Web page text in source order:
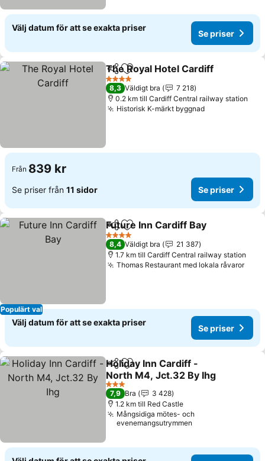
Välj datum för att se exakta priser
Se priser
Dela Lägg till i Mina Favoriter
The Royal Hotel Cardiff
4 Stjärnor
8,3 Väldigt bra
7 218
0.2 km till Cardiff Central railway station
Historisk K-märkt byggnadSe priser
Från 839 kr
Se priser från 11 sidor Se priser
Populärt val
Dela Lägg till i Mina Favoriter
Future Inn Cardiff Bay
4 Stjärnor
8,4 Väldigt bra
21 387
1.7 km till Cardiff Central railway station
Thomas Restaurant med lokala råvarorSe
Välj datum för att se exakta priser
Se priser
Dela Lägg till i Mina Favoriter
Holiday Inn Cardiff -
North M4, Jct.32 By Ihg
Se priser
3 Stjärnor
7,9 Bra
3 428
1.2 km till Red Castle
Mångsidiga mötes- och
evenemangsutrymmen